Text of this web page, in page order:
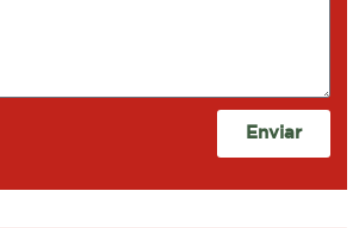
Enviar